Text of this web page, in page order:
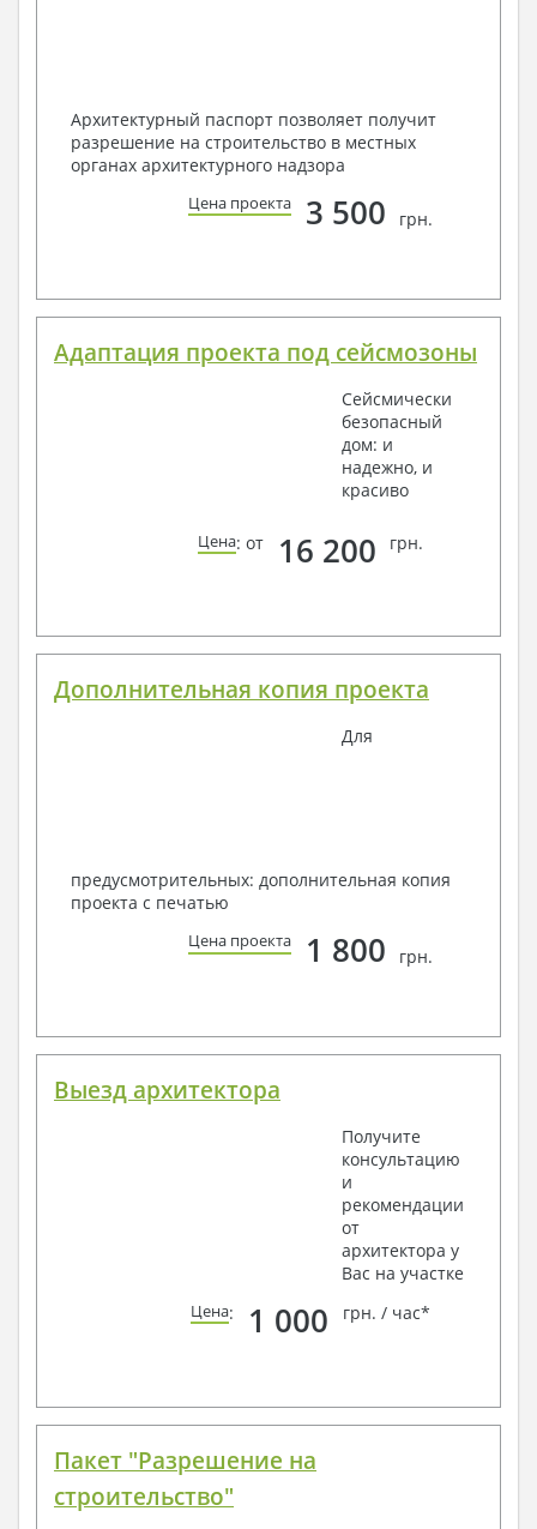
Архитектурный паспорт позволяет получит
разрешение на строительство в местных
органах архитектурного надзора
Цена проекта 3 500 грн.
Адаптация проекта под сейсмозоны
Сейсмически
безопасный
дом: и
надежно, и
красиво
Цена: от 16 200 грн.
Дополнительная копия проекта
Для
предусмотрительных: дополнительная копия
проекта с печатью
Цена проекта 1 800 грн.
Выезд архитектора
Получите
консультацию
и
рекомендации
от
архитектора у
Вас на участке
Цена: 1 000 грн. / час*
Пакет "Разрешение на
строительство"